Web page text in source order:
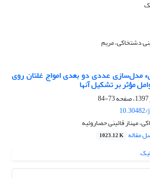
دشتخاکی، مریم
مدل‌سازی عددی دو بعدی امواج غلتان روی
مؤثر بر تشکیل آنها
73-84
مهناز قائینی حصاروئیه
مقاله 1023.12 K